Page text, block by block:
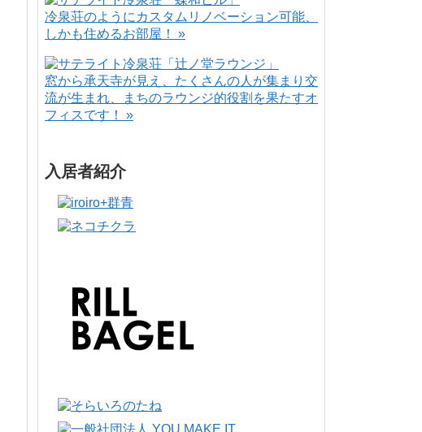
冷泉荘のようにカスタムリノベーション可能、
しかも住めるお部屋！ »
窓から承天寺が見え、たくさんの人が集まり交
流が生まれ、まちのラウンジ的役割を果たすオ
フィスです！ »
入居者紹介